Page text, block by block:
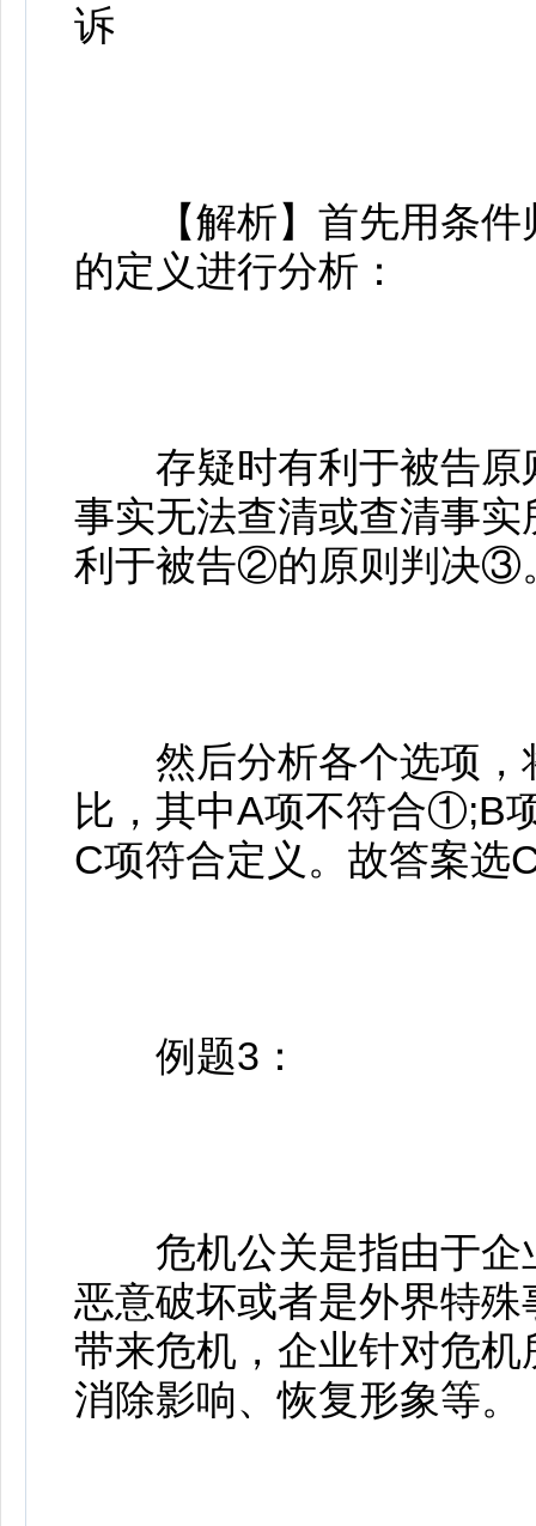
诉
【解析】首先用条件
的定义进行分析：
存疑时有利于被告原
事实无法查清或查清事
利于被告②的原则判决③
然后分析各个选项，
比，其中A项不符合①;B
C项符合定义。故答案选
例题3：
危机公关是指由于企
恶意破坏或者是外界特
带来危机，企业针对危
消除影响、恢复形象等。